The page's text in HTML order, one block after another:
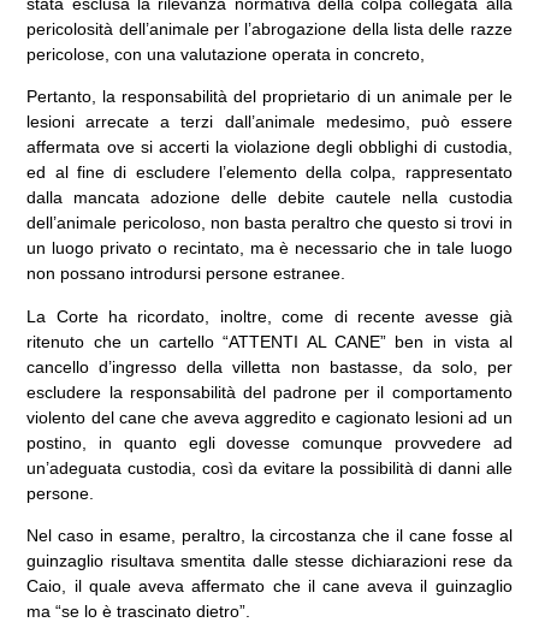
pericolosità dell’animale per l’abrogazione della lista delle razze
pericolose, con una valutazione operata in concreto,
Pertanto, la responsabilità del proprietario di un animale per le
lesioni arrecate a terzi dall’animale medesimo, può essere
affermata ove si accerti la violazione degli obblighi di custodia,
ed al fine di escludere l’elemento della colpa, rappresentato
dalla mancata adozione delle debite cautele nella custodia
dell’animale pericoloso, non basta peraltro che questo si trovi in
un luogo privato o recintato, ma è necessario che in tale luogo
non possano introdursi persone estranee.
La Corte ha ricordato, inoltre, come di recente avesse già
ritenuto che un cartello “ATTENTI AL CANE” ben in vista al
cancello d’ingresso della villetta non bastasse, da solo, per
escludere la responsabilità del padrone per il comportamento
violento del cane che aveva aggredito e cagionato lesioni ad un
postino, in quanto egli dovesse comunque provvedere ad
un’adeguata custodia, così da evitare la possibilità di danni alle
persone.
Nel caso in esame, peraltro, la circostanza che il cane fosse al
guinzaglio risultava smentita dalle stesse dichiarazioni rese da
Caio, il quale aveva affermato che il cane aveva il guinzaglio
ma “se lo è trascinato dietro”.